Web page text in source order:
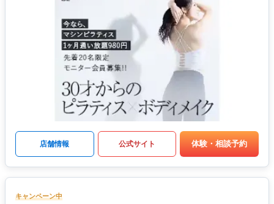
店舗情報 公式サイト 体験・相談予約
キャンペーン中